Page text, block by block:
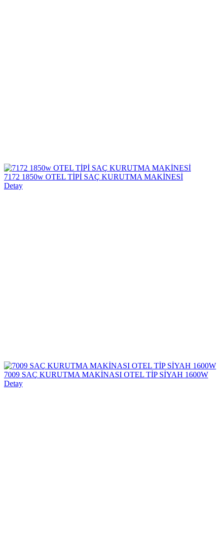
7172 1850w OTEL TİPİ SAÇ KURUTMA MAKİNESİ
Detay
7009 SAÇ KURUTMA MAKİNASI OTEL TİP SİYAH 1600W
Detay